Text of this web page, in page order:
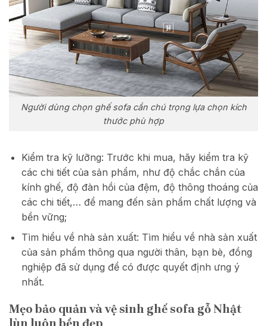
Người dùng chọn ghế sofa cần chú trọng lựa chọn kích
thước phù hợp
Kiểm tra kỹ lưỡng: Trước khi mua, hãy kiểm tra kỹ
các chi tiết của sản phẩm, như độ chắc chắn của
kính ghế, độ đàn hồi của đệm, độ thông thoáng của
các chi tiết,… để mang đến sản phẩm chất lượng và
bền vững;
Tìm hiểu về nhà sản xuất: Tìm hiểu về nhà sản xuất
của sản phẩm thông qua người thân, bạn bè, đồng
nghiệp đã sử dụng để có được quyết định ưng ý
nhất.
Mẹo bảo quản và vệ sinh ghế sofa gỗ Nhật